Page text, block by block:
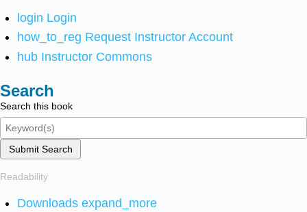
login Login
how_to_reg Request Instructor Account
hub Instructor Commons
Search
Search this book
Submit Search
Readability
Downloads expand_more